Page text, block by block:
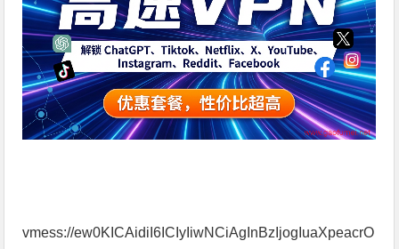
vmess://ew0KICAidiI6ICIyIiwNCiAgInBzIjogIuaXpeacrO